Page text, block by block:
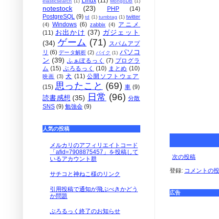
次の投稿
登録: コメントの
広告
notestock (23) PHP
(14)
PostgreSQL (9) td (1) tumbtag (1) twitter
(4) Windows (6) zabbix (4)
アニメ
(11) お出かけ (37) ガジェット
(34) ゲーム (71) スパムアプ
リ (6) データ解析 (2) バイク (1) パソコ
ン (39) ふぁぼるっく (7) プログラ
ム (15) ぶろるっく (10) まとめ (10)
映画 (3) 犬 (11) 公開ソフトウェア
(15) 思ったこと (69) 車 (9)
読書感想 (35) 日常 (96) 分散
SNS (9) 勉強会 (9)
人気の投稿
メルカリのアフィリエイトコード
「afid=7908875457」を投稿して
いるアカウント群
サチコと神ねこ様のリンク
引用投稿で通知が飛ぶべきかどう
か問題
ぶろるっく終了のお知らせ